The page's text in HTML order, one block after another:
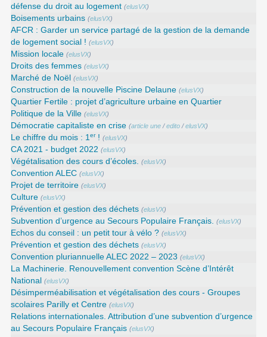
défense du droit au logement (elusVX)
Boisements urbains (elusVX)
AFCR : Garder un service partagé de la gestion de la demande
de logement social ! (elusVX)
Mission locale (elusVX)
Droits des femmes (elusVX)
Marché de Noël (elusVX)
Construction de la nouvelle Piscine Delaune (elusVX)
Quartier Fertile : projet d’agriculture urbaine en Quartier
Politique de la Ville (elusVX)
Démocratie capitaliste en crise (article une /edito /elusVX)
Le chiffre du mois : 1er! (elusVX)
CA 2021 - budget 2022 (elusVX)
Végétalisation des cours d’écoles. (elusVX)
Convention ALEC (elusVX)
Projet de territoire (elusVX)
Culture (elusVX)
Prévention et gestion des déchets (elusVX)
Subvention d’urgence au Secours Populaire Français. (elusVX)
Echos du conseil : un petit tour à vélo ? (elusVX)
Prévention et gestion des déchets (elusVX)
Convention pluriannuelle ALEC 2022 – 2023 (elusVX)
La Machinerie. Renouvellement convention Scène d’Intérêt
National
(elusVX)
Désimperméabilisation et végétalisation des cours - Groupes
scolaires Parilly et Centre (elusVX)
Relations internationales. Attribution d’une subvention d’urgence
au Secours Populaire Français (elusVX)